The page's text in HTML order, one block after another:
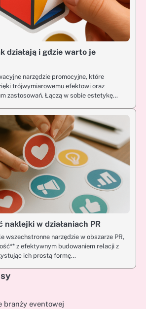
działają i gdzie warto je
narzędzie promocyjne, które
trójwymiarowemu efektowi oraz
zastosowań. Łączą w sobie estetykę…
naklejki w działaniach PR
wszechstronne narzędzie w obszarze PR,
z efektywnym budowaniem relacji z
ich prostą formę…
branży eventowej